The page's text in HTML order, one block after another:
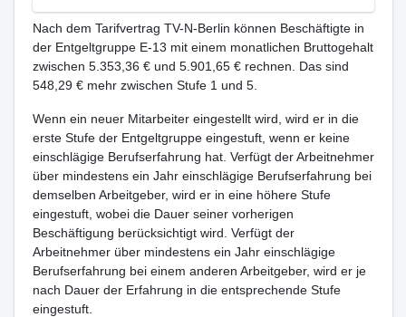
Nach dem Tarifvertrag TV-N-Berlin können Beschäftigte in
der Entgeltgruppe E-13 mit einem monatlichen Bruttogehalt
zwischen 5.353,36 € und 5.901,65 € rechnen. Das sind
548,29 € mehr zwischen Stufe 1 und 5.
Wenn ein neuer Mitarbeiter eingestellt wird, wird er in die
erste Stufe der Entgeltgruppe eingestuft, wenn er keine
einschlägige Berufserfahrung hat. Verfügt der Arbeitnehmer
über mindestens ein Jahr einschlägige Berufserfahrung bei
demselben Arbeitgeber, wird er in eine höhere Stufe
eingestuft, wobei die Dauer seiner vorherigen
Beschäftigung berücksichtigt wird. Verfügt der
Arbeitnehmer über mindestens ein Jahr einschlägige
Berufserfahrung bei einem anderen Arbeitgeber, wird er je
nach Dauer der Erfahrung in die entsprechende Stufe
eingestuft.